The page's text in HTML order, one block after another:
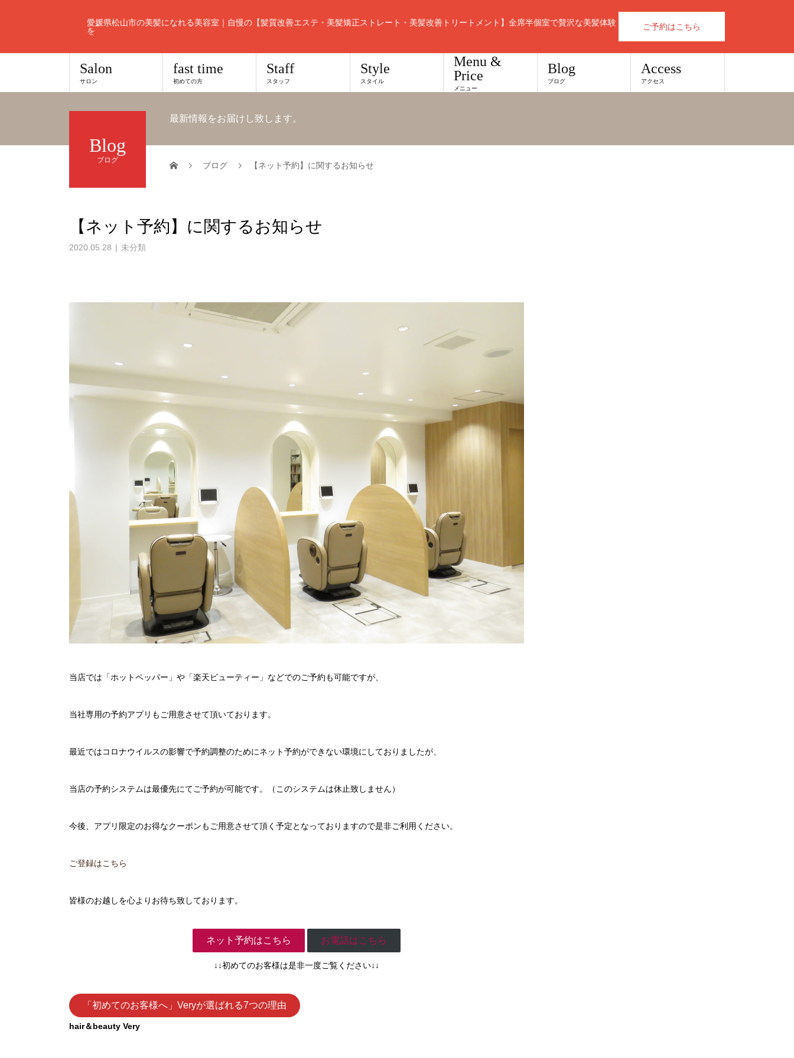
愛媛県松山市の美髪になれる美容室｜自慢の【髪質改善エステ・美髪矯正ストレート・美髪改善トリートメント】全席半個室で贅沢な美髪体験
を
ご予約はこちら
Salon
サロン
fast time
初めての方
Staff
スタッフ
Style
スタイル
Menu &
Price
メニュー
Blog
ブログ
Access
アクセス
Blog
ブログ
最新情報をお届けし致します。
ブログ 【ネット予約】に関するお知らせ
【ネット予約】に関するお知らせ
2020.05.28 未分類
当店では「ホットペッパー」や「楽天ビューティー」などでのご予約も可能ですが、
当社専用の予約アプリもご用意させて頂いております。
最近ではコロナウイルスの影響で予約調整のためにネット予約ができない環境にしておりましたが、
当店の予約システムは最優先にてご予約が可能です。（このシステムは休止致しません）
今後、アプリ限定のお得なクーポンもご用意させて頂く予定となっておりますので是非ご利用ください。
ご登録はこちら
皆様のお越しを心よりお待ち致しております。
ネット予約はこちら お電話はこちら
↓↓初めてのお客様は是非一度ご覧ください↓↓
「初めてのお客様へ」Veryが選ばれる7つの理由
hair＆beauty Very